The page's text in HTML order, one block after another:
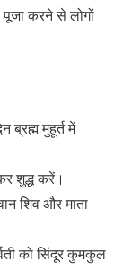
करने से लोगों
ब्रह्म मुहूर्त में
शुद्ध करें।
शिव और माता
को सिंदूर कुमकुल